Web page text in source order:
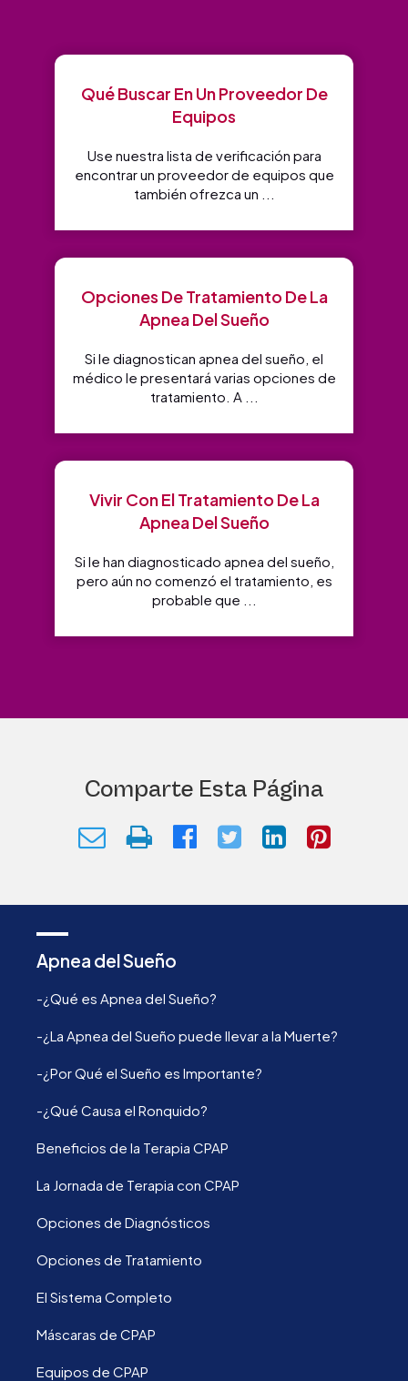
Jessica➜
Qué Buscar En Un Proveedor De
Equipos
Use nuestra lista de verificación para
encontrar un proveedor de equipos que
también ofrezca un ...
Opciones De Tratamiento De La
Apnea Del Sueño
Si le diagnostican apnea del sueño, el
médico le presentará varias opciones de
tratamiento. A ...
Vivir Con El Tratamiento De La
Apnea Del Sueño
Si le han diagnosticado apnea del sueño,
pero aún no comenzó el tratamiento, es
probable que ...
Comparte Esta Página
Apnea del Sueño
-¿Qué es Apnea del Sueño?
-¿La Apnea del Sueño puede llevar a la Muerte?
-¿Por Qué el Sueño es Importante?
-¿Qué Causa el Ronquido?
Beneficios de la Terapia CPAP
La Jornada de Terapia con CPAP
Opciones de Diagnósticos
Opciones de Tratamiento
El Sistema Completo
Máscaras de CPAP
Equipos de CPAP